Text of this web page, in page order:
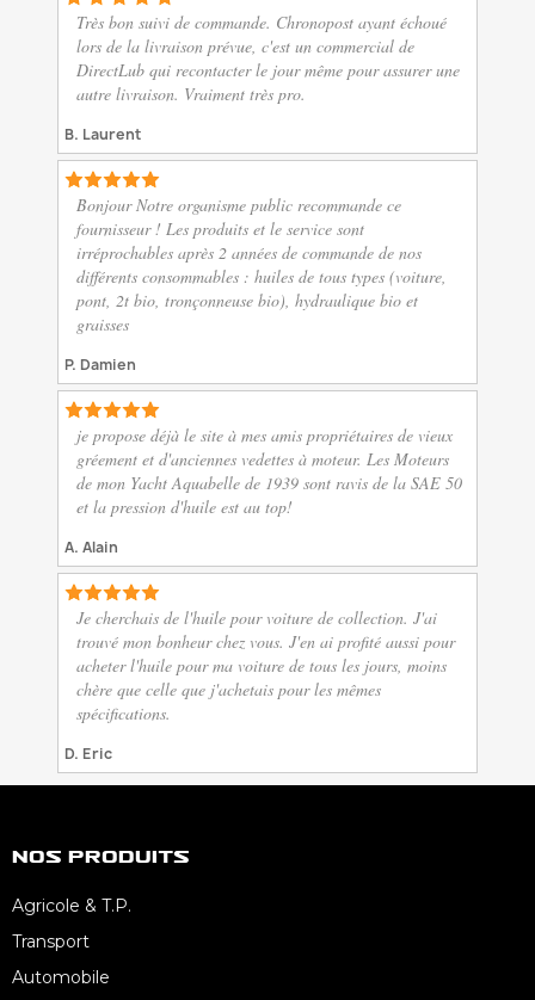
Très bon suivi de commande. Chronopost ayant échoué
lors de la livraison prévue, c'est un commercial de
DirectLub qui recontacter le jour même pour assurer une
autre livraison. Vraiment très pro.
B. Laurent
Bonjour Notre organisme public recommande ce
fournisseur ! Les produits et le service sont
irréprochables après 2 années de commande de nos
différents consommables : huiles de tous types (voiture,
pont, 2t bio, tronçonneuse bio), hydraulique bio et
graisses
P. Damien
je propose déjà le site à mes amis propriétaires de vieux
gréement et d'anciennes vedettes à moteur. Les Moteurs
de mon Yacht Aquabelle de 1939 sont ravis de la SAE 50
et la pression d'huile est au top!
A. Alain
Je cherchais de l'huile pour voiture de collection. J'ai
trouvé mon bonheur chez vous. J'en ai profité aussi pour
acheter l'huile pour ma voiture de tous les jours, moins
chère que celle que j'achetais pour les mêmes
spécifications.
D. Eric
Nos Produits
Agricole & T.P.
Transport
Automobile